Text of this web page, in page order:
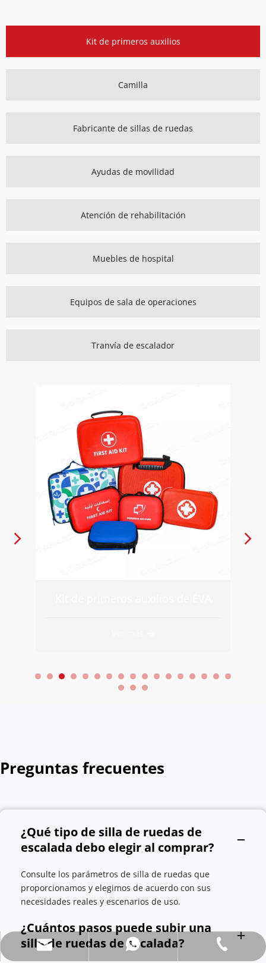
Kit de primeros auxilios
Camilla
Fabricante de sillas de ruedas
Ayudas de movilidad
Atención de rehabilitación
Muebles de hospital
Equipos de sala de operaciones
Tranvía de escalador
Preguntas frecuentes
¿Qué tipo de silla de ruedas de
escalada debo elegir al comprar?
Consulte los parámetros de silla de ruedas que
proporcionamos y elegimos de acuerdo con sus
necesidades reales y escenarios de uso.
¿Cuántos pasos puede subir una
silla de ruedas de escalada?
info@dragonmfc.com
+86-15250486691
+86-15250486691